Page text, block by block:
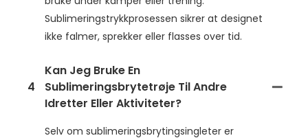
Sublimeringstrykkprosessen sikrer at designet
ikke falmer, sprekker eller flasses over tid.
4
Kan Jeg Bruke En
Sublimeringsbrytetrøje Til Andre
Idretter Eller Aktiviteter?
Selv om sublimeringsbrytingsingleter er